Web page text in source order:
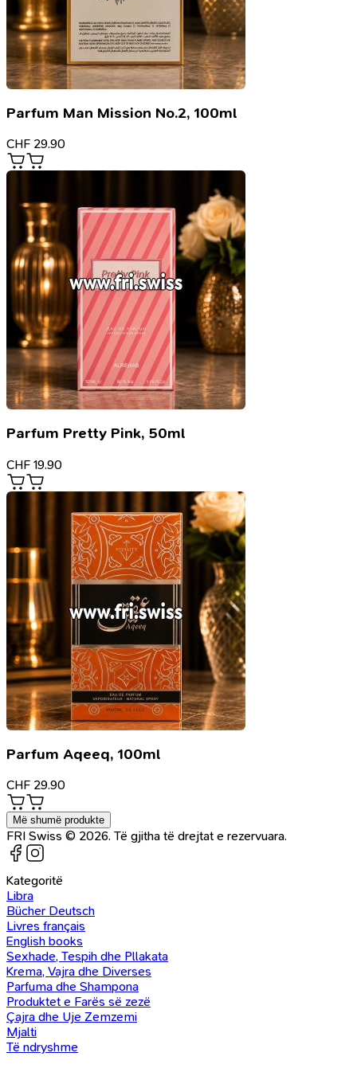
Parfum Man Mission No.2, 100ml
CHF 29.90
Parfum Pretty Pink, 50ml
CHF 19.90
Parfum Aqeeq, 100ml
CHF 29.90
Më shumë produkte
FRI Swiss © 2026. Të gjitha të drejtat e rezervuara.
Kategoritë
Libra
Bücher Deutsch
Livres français
English books
Sexhade, Tespih dhe Pllakata
Krema, Vajra dhe Diverses
Parfuma dhe Shampona
Produktet e Farës së zezë
Çajra dhe Uje Zemzemi
Mjalti
Të ndryshme